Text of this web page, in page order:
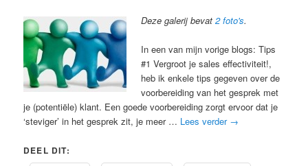
Deze galerij bevat2 foto's.
In een van mijn vorige blogs: Tips
#1 Vergroot je sales effectiviteit!,
heb ik enkele tips gegeven over de
voorbereiding van het gesprek met
je (potentiële) klant. Een goede voorbereiding zorgt ervoor dat je
‘steviger’ in het gesprek zit, je meer … Lees verder →
DEEL DIT: